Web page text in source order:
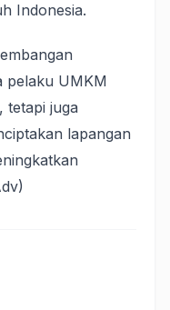
Indonesia.
pelaku UMKM
tetapi juga
lapangan